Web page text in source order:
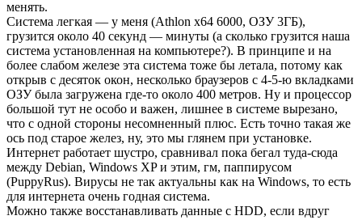
менять.
Система легкая — у меня (Athlon x64 6000, ОЗУ 3ГБ),
грузится около 40 секунд — минуты (а сколько грузится наша
система установленная на компьютере?). В принципе и на
более слабом железе эта система тоже бы летала, потому как
открыв с десяток окон, несколько браузеров с 4-5-ю вкладками
ОЗУ была загружена где-то около 400 метров. Ну и процессор
большой тут не особо и важен, лишнее в системе вырезано,
что с одной стороны несомненный плюс. Есть точно такая же
ось под старое желез, ну, это мы глянем при установке.
Интернет работает шустро, сравнивал пока бегал туда-сюда
между Debian, Windows XP и этим, гм, паппирусом
(PuppyRus). Вирусы не так актуальны как на Windows, то есть
для интернета очень годная система.
Можно также восстанавливать данные с HDD, если вдруг